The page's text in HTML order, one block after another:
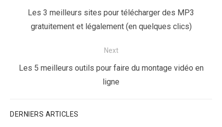
l’article
Previous
post:
Les 3 meilleurs sites pour télécharger des MP3
gratuitement et légalement (en quelques clics)
Next
Next
Les 5 meilleurs outils pour faire du montage vidéo en
ligne
DERNIERS ARTICLES